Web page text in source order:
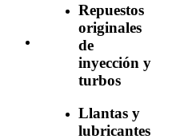
Repuestos
originales
de
inyección y
turbos
Llantas y
lubricantes